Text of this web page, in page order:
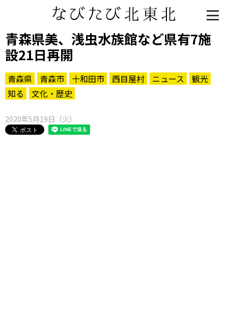
青森県美、浅虫水族館など県有7施
設21日再開
青森県 青森市 十和田市 西目屋村 ニュース
観光
知る
文化・歴史
2020年5月19日（火）